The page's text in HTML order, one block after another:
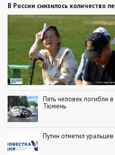
В России снизилось количество
Пять человек погибли в
Тюмень
Путин отметил